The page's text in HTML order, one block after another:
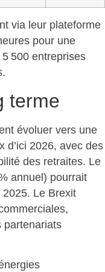
via leur plateforme
pour une
500 entreprises
terme
évoluer vers une
d’ici 2026, avec des
des retraites. Le
annuel) pourrait
2025. Le Brexit
partenariats